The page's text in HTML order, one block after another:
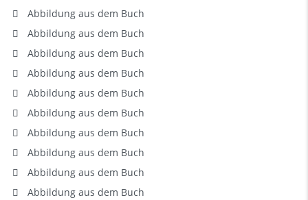
Abbildung aus dem Buch
Abbildung aus dem Buch
Abbildung aus dem Buch
Abbildung aus dem Buch
Abbildung aus dem Buch
Abbildung aus dem Buch
Abbildung aus dem Buch
Abbildung aus dem Buch
Abbildung aus dem Buch
Abbildung aus dem Buch